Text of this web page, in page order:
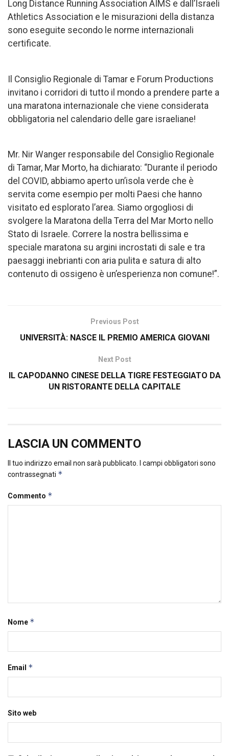
Long Distance Running Association AIMS e dall’Israeli
Athletics Association e le misurazioni della distanza
sono eseguite secondo le norme internazionali
certificate.
Il Consiglio Regionale di Tamar e Forum Productions
invitano i corridori di tutto il mondo a prendere parte a
una maratona internazionale che viene considerata
obbligatoria nel calendario delle gare israeliane!
Mr. Nir Wanger responsabile del Consiglio Regionale
di Tamar, Mar Morto, ha dichiarato: “Durante il periodo
del COVID, abbiamo aperto un’isola verde che è
servita come esempio per molti Paesi che hanno
visitato ed esplorato l’area. Siamo orgogliosi di
svolgere la Maratona della Terra del Mar Morto nello
Stato di Israele. Correre la nostra bellissima e
speciale maratona su argini incrostati di sale e tra
paesaggi inebrianti con aria pulita e satura di alto
contenuto di ossigeno è un’esperienza non comune!”.
Previous Post
UNIVERSITÀ: NASCE IL PREMIO AMERICA GIOVANI
Next Post
IL CAPODANNO CINESE DELLA TIGRE FESTEGGIATO DA
UN RISTORANTE DELLA CAPITALE
LASCIA UN COMMENTO
Il tuo indirizzo email non sarà pubblicato.
I campi obbligatori sono
contrassegnati *
Commento *
Nome *
Email *
Sito web